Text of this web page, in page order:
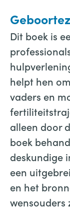
Dit boek is
helpt hen
vaders en
alleen door
boek
deskundige
een
en het
wensouders